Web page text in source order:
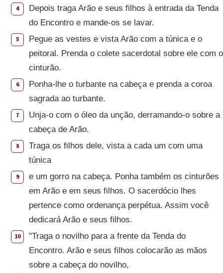
4
Depois traga Arão e seus filhos à entrada da Tenda
do Encontro e mande-os se lavar.
5
Pegue as vestes e vista Arão com a túnica e o
peitoral. Prenda o colete sacerdotal sobre ele com o
cinturão.
6
Ponha-lhe o turbante na cabeça e prenda a coroa
sagrada ao turbante.
7
Unja-o com o óleo da unção, derramando-o sobre a
cabeça de Arão.
8
Traga os filhos dele, vista a cada um com uma
túnica
9
e um gorro na cabeça. Ponha também os cinturões
em Arão e em seus filhos. O sacerdócio lhes
pertence como ordenança perpétua. Assim você
dedicará Arão e seus filhos.
10
"Traga o novilho para a frente da Tenda do
Encontro. Arão e seus filhos colocarão as mãos
sobre a cabeça do novilho,